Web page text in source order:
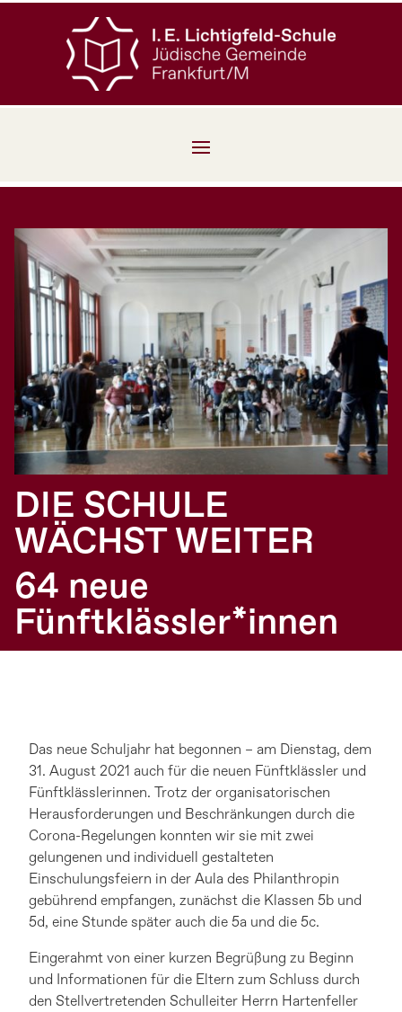
DIE SCHULE
WÄCHST WEITER
64 neue
Fünftklässler*innen
Das neue Schuljahr hat begonnen – am Dienstag, dem
31. August 2021 auch für die neuen Fünftklässler und
Fünftklässlerinnen. Trotz der organisatorischen
Herausforderungen und Beschränkungen durch die
Corona-Regelungen konnten wir sie mit zwei
gelungenen und individuell gestalteten
Einschulungsfeiern in der Aula des Philanthropin
gebührend empfangen, zunächst die Klassen 5b und
5d, eine Stunde später auch die 5a und die 5c.
Eingerahmt von einer kurzen Begrüßung zu Beginn
und Informationen für die Eltern zum Schluss durch
den Stellvertretenden Schulleiter Herrn Hartenfeller